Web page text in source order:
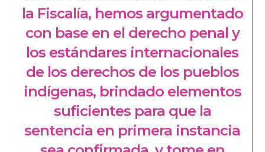
la Fiscalía, hemos argumentado
con base en el derecho penal y
los estándares internacionales
de los derechos de los pueblos
indígenas, brindado elementos
suficientes para que la
sentencia en primera instancia